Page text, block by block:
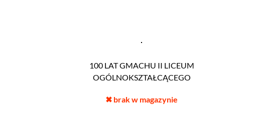
100 LAT GMACHU II LICEUM
OGÓLNOKSZTAŁCĄCEGO
✖ brak w magazynie